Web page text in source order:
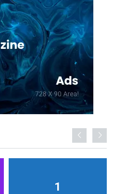
1